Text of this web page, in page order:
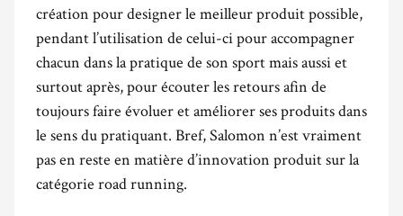
création pour designer le meilleur produit possible,
pendant l’utilisation de celui-ci pour accompagner
chacun dans la pratique de son sport mais aussi et
surtout après, pour écouter les retours afin de
toujours faire évoluer et améliorer ses produits dans
le sens du pratiquant. Bref, Salomon n’est vraiment
pas en reste en matière d’innovation produit sur la
catégorie road running.